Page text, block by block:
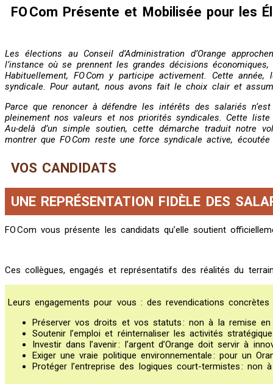
FO Com Présente et Mobilisée pour les
Les élections au Conseil d’Administration d’Orange
l’instance où se prennent les grandes décisions
Habituellement, FO Com y participe activement. Cette
syndicale. Pour autant, nous avons fait le choix clair et
Parce que renoncer à défendre les intérêts des salariés
pleinement nos valeurs et nos priorités syndicales. Cette
Au-delà d’un simple soutien, cette démarche traduit notre
montrer que FO Com reste une force syndicale active,
VOS CANDIDATS
UNE REPRÉSENTATION FIDÈLE DES
FO Com vous présente les candidats qu’elle soutient
Ces collègues, engagés et représentatifs des réalités du
Leurs engagements pour vous : des revendications
Préserver vos droits et vos statuts : non à la remise
Soutenir l’emploi et réinternaliser les activités
Investir dans l’avenir : l’argent d’Orange doit servir à
Exiger une vraie politique environnementale : pour un
Protéger l’entreprise des logiques court-termistes : non